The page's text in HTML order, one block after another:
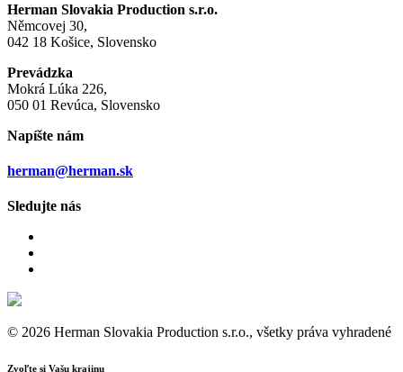
Herman Slovakia Production s.r.o.
Němcovej 30,
042 18 Košice, Slovensko
Prevádzka
Mokrá Lúka 226,
050 01 Revúca, Slovensko
Napíšte nám
herman@herman.sk
Sledujte nás
© 2026 Herman Slovakia Production s.r.o., všetky práva vyhradené
Zvoľte si Vašu krajinu